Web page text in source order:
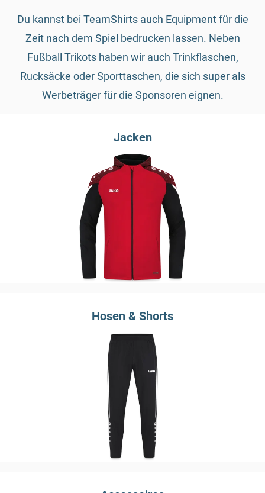
Du kannst bei TeamShirts auch Equipment für die
Zeit nach dem Spiel bedrucken lassen. Neben
Fußball Trikots haben wir auch Trinkflaschen,
Rucksäcke oder Sporttaschen, die sich super als
Werbeträger für die Sponsoren eignen.
Jacken
Hosen & Shorts